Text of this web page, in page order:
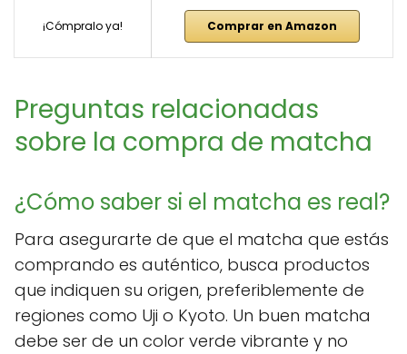
¡Cómpralo ya! Comprar en Amazon
Preguntas relacionadas
sobre la compra de matcha
¿Cómo saber si el matcha es real?
Para asegurarte de que el matcha que estás
comprando es auténtico, busca productos
que indiquen su origen, preferiblemente de
regiones como Uji o Kyoto. Un buen matcha
debe ser de un color verde vibrante y no